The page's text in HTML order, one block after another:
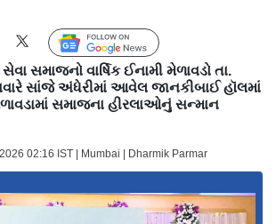
Follow Us
સમાજનો વાર્ષિક ઈનામી મેળાવડો તા.
સાંજે અંધેરીમાં આવેલ જાનકીબાઈ હૉલમાં
સમાજના હીરલાઓનું સન્માન
02:16 IST | Mumbai | Dharmik Parmar